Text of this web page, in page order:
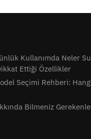
Kullanımda Neler
Ettiği Özellikler
Seçimi Rehberi:
Bilmeniz